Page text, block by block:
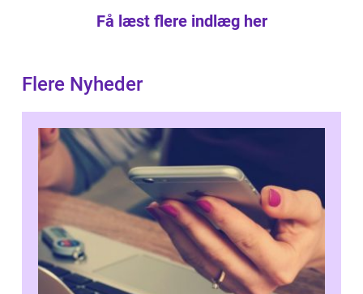
Få læst flere indlæg her
Flere Nyheder